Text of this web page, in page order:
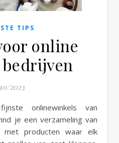
TIPS
online
2023
je een verzameling van
met producten waar elk